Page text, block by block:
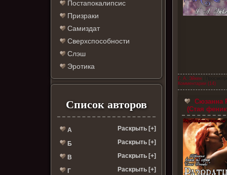
Постапокалипсис
Призраки
Самиздат
Сверхспособности
Слэш
Эротика
Список авторов
А Раскрыть [+]
Б Раскрыть [+]
В Раскрыть [+]
Г Раскрыть [+]
Г. А. Эйкен
Комментарии (14)
Сюзанна
(Стая